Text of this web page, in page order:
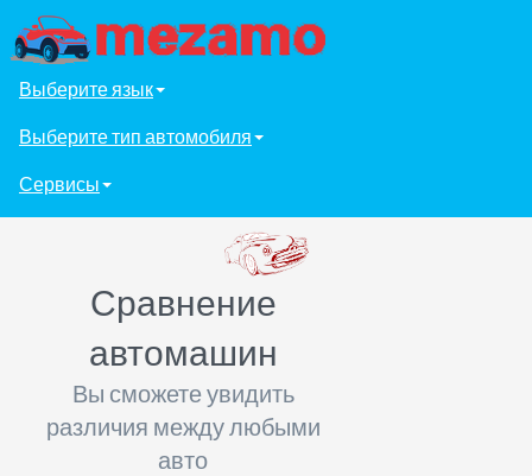
Выберите язык
Выберите тип автомобиля
Сервисы
Сравнение
автомашин
Вы сможете увидить
различия между любыми
авто